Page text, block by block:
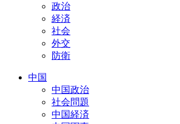
政治
経済
社会
外交
防衛
中国
中国政治
社会問題
中国経済